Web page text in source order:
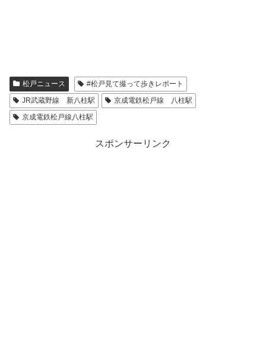
松戸ニュース
#松戸見て撮って歩きレポート
JR武蔵野線 新八柱駅
京成電鉄松戸線 八柱駅
京成電鉄松戸線八柱駅
スポンサーリンク